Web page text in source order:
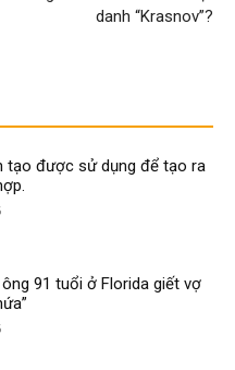
danh “Krasnov”?
tạo được sử dụng để tạo ra
91 tuổi ở Florida giết vợ